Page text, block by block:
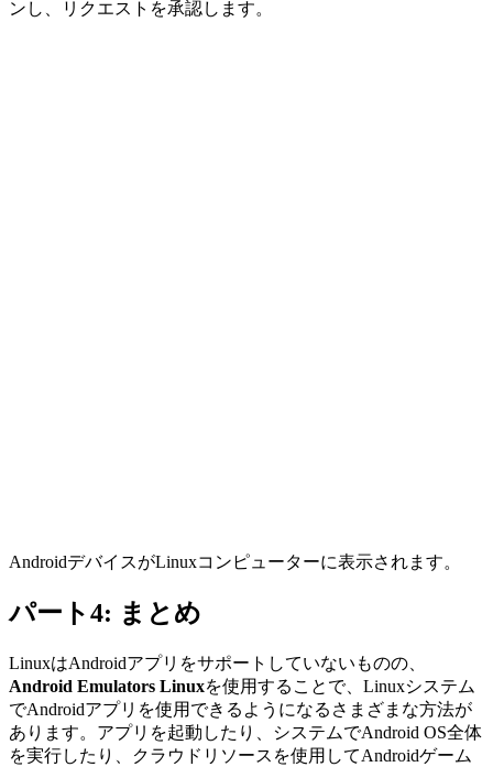
ンし、リクエストを承認します。
AndroidデバイスがLinuxコンピューターに表示されます。
パート4: まとめ
LinuxはAndroidアプリをサポートしていないものの、
Android Emulators Linuxを使用することで、Linuxシステム
でAndroidアプリを使用できるようになるさまざまな方法が
あります。アプリを起動したり、システムでAndroid OS全体
を実行したり、クラウドリソースを使用してAndroidゲーム